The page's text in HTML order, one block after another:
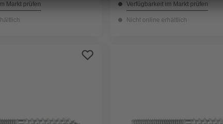
Markt prüfen Verfügbarkeit im Markt prüfen
Nicht online erhältlich